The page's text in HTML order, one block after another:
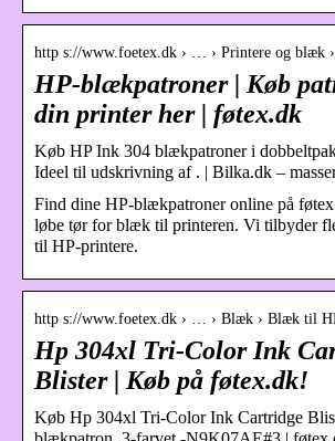
http s://www.foetex.dk › … › Printere og blæk
HP-blækpatroner | Køb
din printer her | føtex.dk
Køb HP Ink 304 blækpatroner i
Ideel til udskrivning af . | Bilka.dk –
Find dine HP-blækpatroner online på
løbe tør for blæk til printeren. Vi tilbyder
til HP-printere.
http s://www.foetex.dk › … › Blæk › Blæk til
Hp 304xl Tri-Color Ink
Blister | Køb på føtex.dk!
Køb Hp 304xl Tri-Color Ink Cartridge